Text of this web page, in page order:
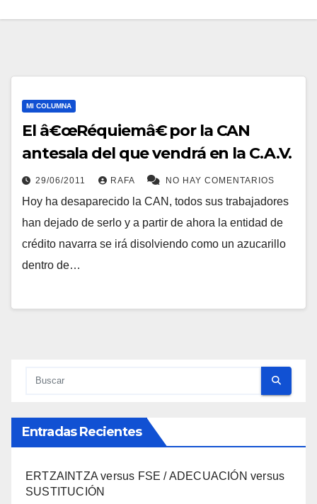
MI COLUMNA
El â€œRéquiemâ€ por la CAN
antesala del que vendrá en la C.A.V.
29/06/2011 RAFA NO HAY COMENTARIOS
Hoy ha desaparecido la CAN, todos sus trabajadores
han dejado de serlo y a partir de ahora la entidad de
crédito navarra se irá disolviendo como un azucarillo
dentro de…
Entradas Recientes
ERTZAINTZA versus FSE / ADECUACIÓN versus
SUSTITUCIÓN